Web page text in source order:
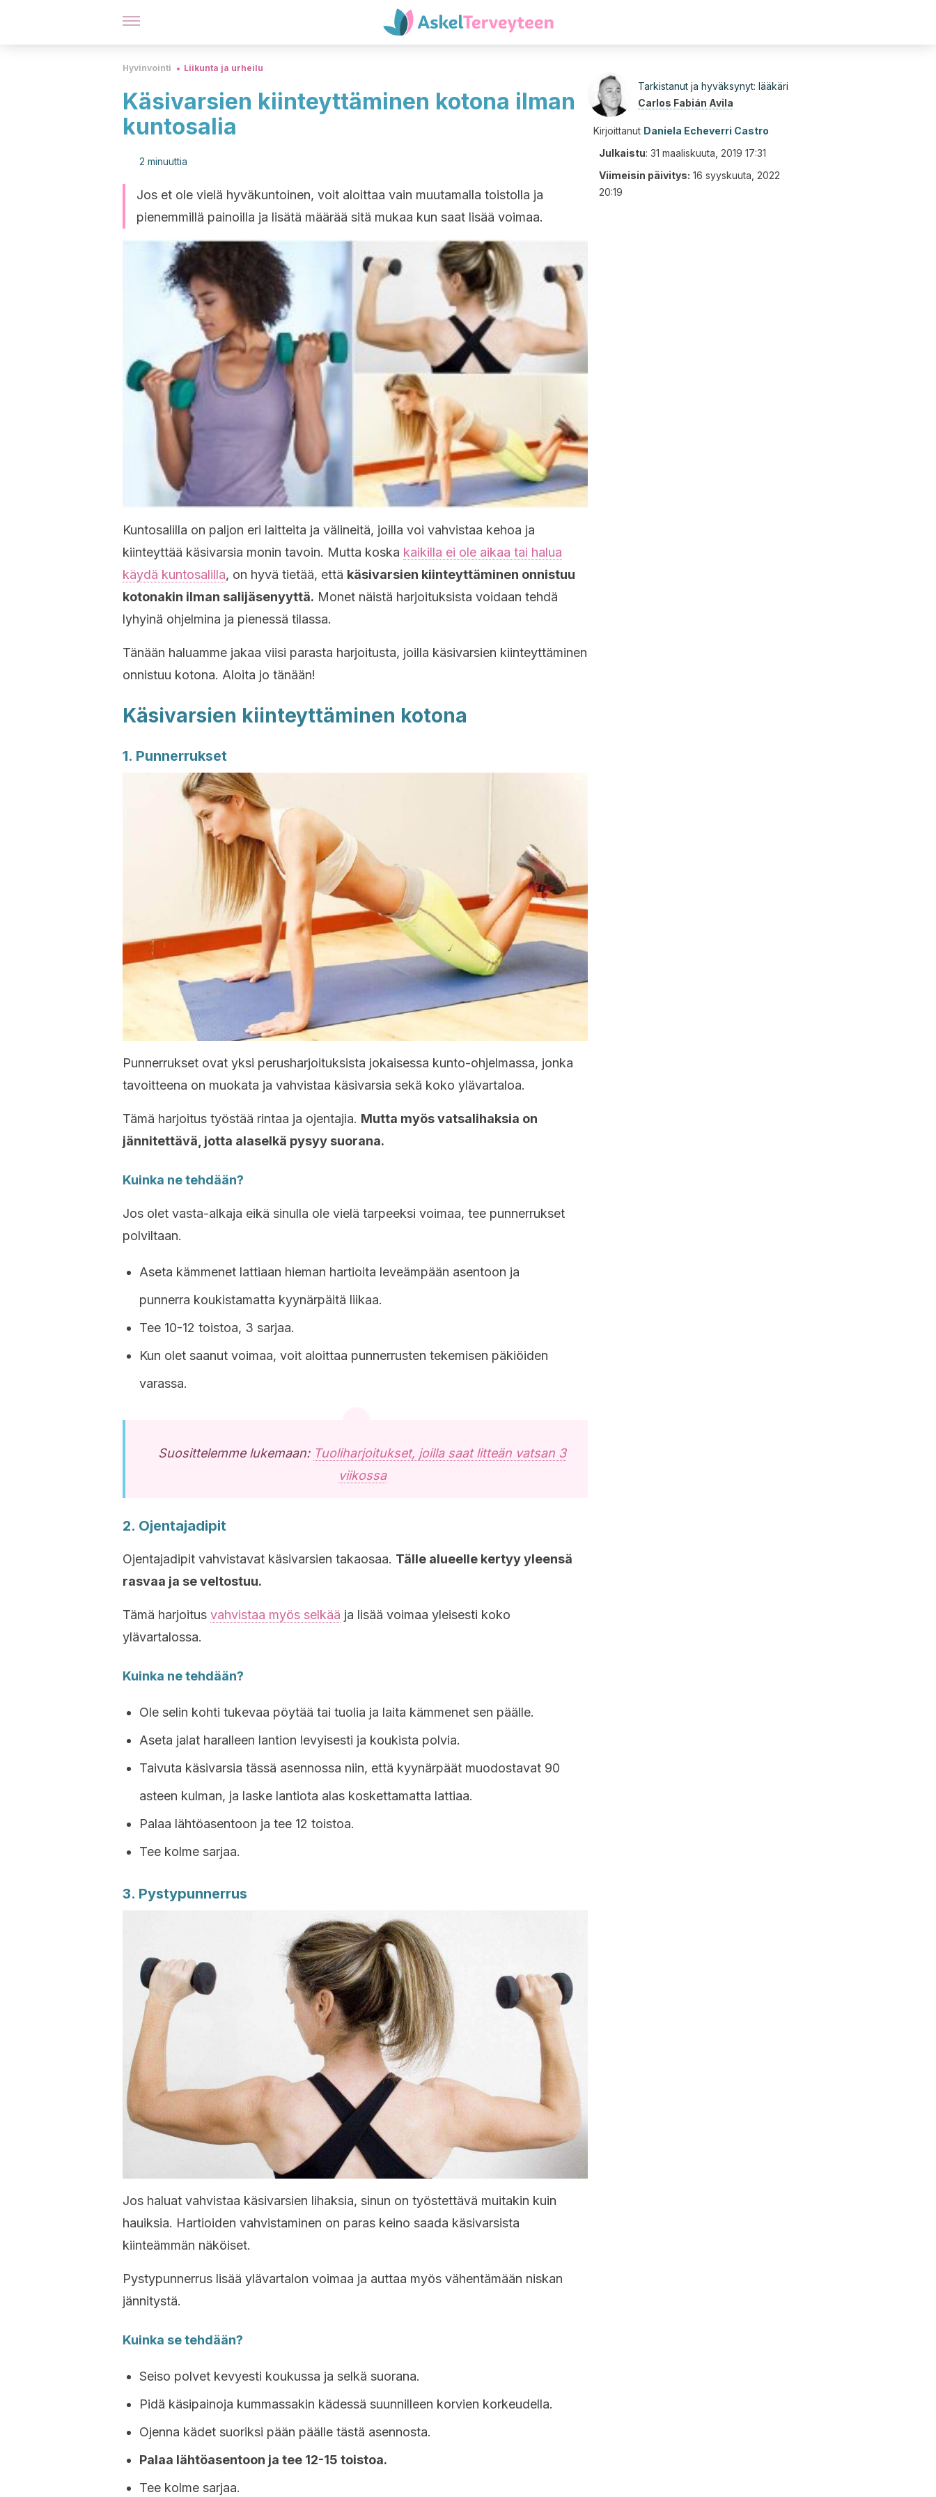
Hyvinvointi Liikunta ja urheilu
Käsivarsien kiinteyttäminen kotona ilman
kuntosalia
2 minuuttia
Jos et ole vielä hyväkuntoinen, voit aloittaa vain muutamalla toistolla ja
pienemmillä painoilla ja lisätä määrää sitä mukaa kun saat lisää voimaa.
Kuntosalilla on paljon eri laitteita ja välineitä, joilla voi vahvistaa kehoa ja
kiinteyttää käsivarsia monin tavoin. Mutta koska kaikilla ei ole aikaa tai halua
käydä kuntosalilla, on hyvä tietää, että käsivarsien kiinteyttäminen onnistuu
kotonakin ilman salijäsenyyttä. Monet näistä harjoituksista voidaan tehdä
lyhyinä ohjelmina ja pienessä tilassa.
Tänään haluamme jakaa viisi parasta harjoitusta, joilla käsivarsien kiinteyttäminen
onnistuu kotona. Aloita jo tänään!
Käsivarsien kiinteyttäminen kotona
1. Punnerrukset
Punnerrukset ovat yksi perusharjoituksista jokaisessa kunto-ohjelmassa, jonka
tavoitteena on muokata ja vahvistaa käsivarsia sekä koko ylävartaloa.
Tämä harjoitus työstää rintaa ja ojentajia. Mutta myös vatsalihaksia on
jännitettävä, jotta alaselkä pysyy suorana.
Kuinka ne tehdään?
Jos olet vasta-alkaja eikä sinulla ole vielä tarpeeksi voimaa, tee punnerrukset
polviltaan.
Aseta kämmenet lattiaan hieman hartioita leveämpään asentoon ja
punnerra koukistamatta kyynärpäitä liikaa.
Tee 10-12 toistoa, 3 sarjaa.
Kun olet saanut voimaa, voit aloittaa punnerrusten tekemisen päkiöiden
varassa.
Suosittelemme lukemaan: Tuoliharjoitukset, joilla saat litteän vatsan 3
viikossa
2. Ojentajadipit
Ojentajadipit vahvistavat käsivarsien takaosaa. Tälle alueelle kertyy yleensä
rasvaa ja se veltostuu.
Tämä harjoitus vahvistaa myös selkää ja lisää voimaa yleisesti koko
ylävartalossa.
Kuinka ne tehdään?
Ole selin kohti tukevaa pöytää tai tuolia ja laita kämmenet sen päälle.
Aseta jalat haralleen lantion levyisesti ja koukista polvia.
Taivuta käsivarsia tässä asennossa niin, että kyynärpäät muodostavat 90
asteen kulman, ja laske lantiota alas koskettamatta lattiaa.
Palaa lähtöasentoon ja tee 12 toistoa.
Tee kolme sarjaa.
3. Pystypunnerrus
Jos haluat vahvistaa käsivarsien lihaksia, sinun on työstettävä muitakin kuin
hauiksia. Hartioiden vahvistaminen on paras keino saada käsivarsista
kiinteämmän näköiset.
Pystypunnerrus lisää ylävartalon voimaa ja auttaa myös vähentämään niskan
jännitystä.
Kuinka se tehdään?
Seiso polvet kevyesti koukussa ja selkä suorana.
Pidä käsipainoja kummassakin kädessä suunnilleen korvien korkeudella.
Ojenna kädet suoriksi pään päälle tästä asennosta.
Palaa lähtöasentoon ja tee 12-15 toistoa.
Tee kolme sarjaa.
Tarkistanut ja hyväksynyt: lääkäri
Carlos Fabián Avila
Kirjoittanut Daniela Echeverri Castro
Julkaistu: 31 maaliskuuta, 2019 17:31
Viimeisin päivitys: 16 syyskuuta, 2022
20:19